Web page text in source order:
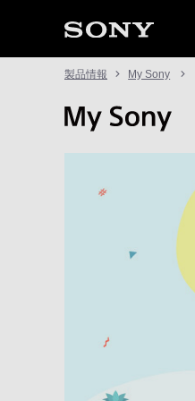
製品情報 My Sony